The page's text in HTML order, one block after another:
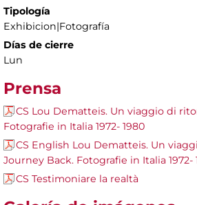
Tipología
Exhibicion|Fotografía
Días de cierre
Lun
Prensa
CS Lou Dematteis. Un viaggio di
Fotografie in Italia 1972- 1980
CS English Lou Dematteis. Un
Journey Back. Fotografie in Italia 1972-
CS Testimoniare la realtà